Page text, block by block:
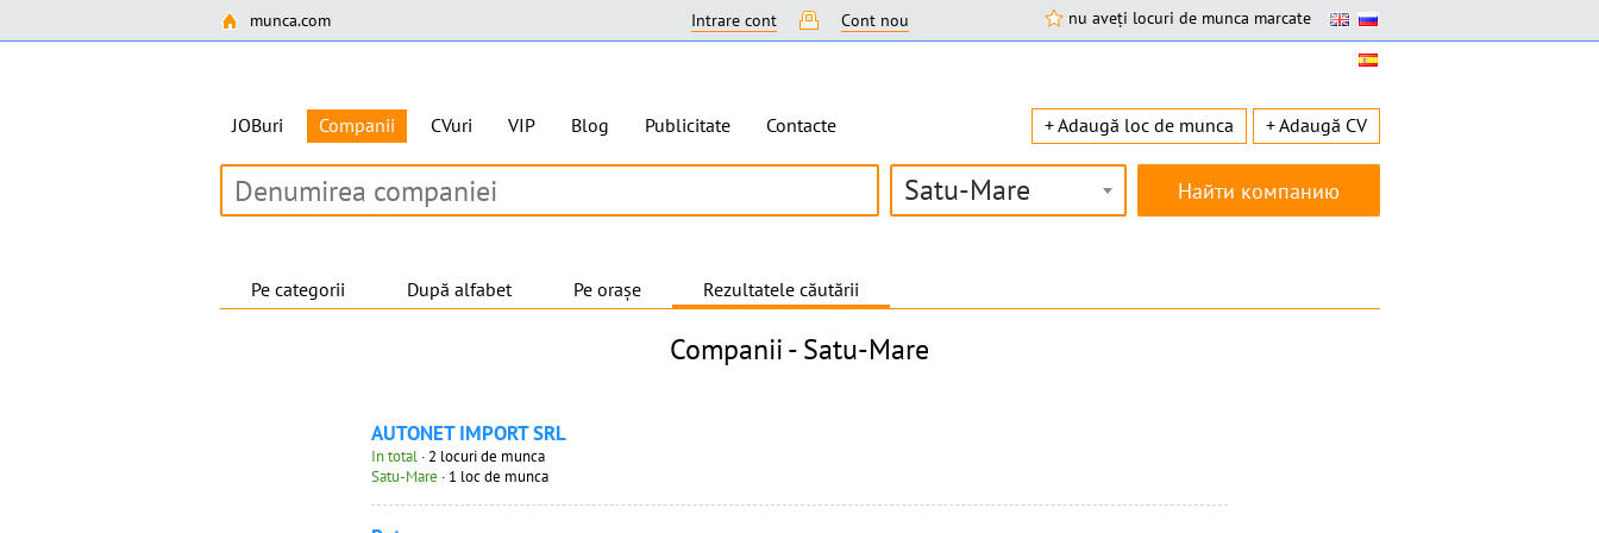
munca.com nu aveți locuri de munca marcate
Intrare cont Cont nou
JOBuri Companii CVuri VIP Blog Publicitate Contacte + Adaugă loc de munca + Adaugă CV
Satu-Mare
Pe categorii După alfabet Pe orașe Rezultatele căutării
Companii -Satu-Mare
AUTONET IMPORT SRL
In total · 2 locuri de munca
Satu-Mare · 1 loc de munca